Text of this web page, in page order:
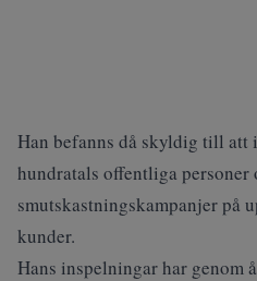
Han befanns då skyldig till att
hundratals offentliga personer
smutskastningskampanjer på
kunder.
Hans inspelningar har genom